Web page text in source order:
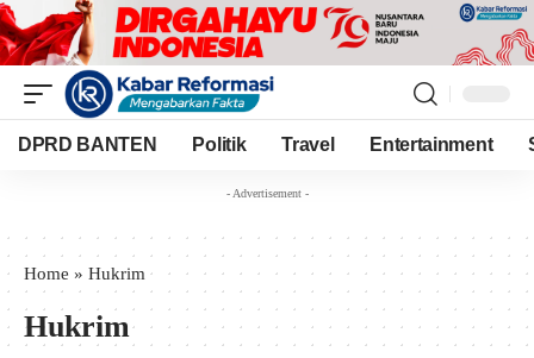
DPRD BANTEN Politik Travel Entertainment
- Advertisement -
Home » Hukrim
Hukrim